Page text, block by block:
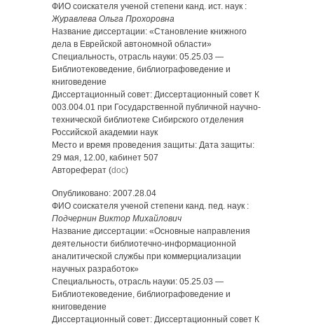
ФИО соискателя ученой степени канд. ист. наук :
Журавлева Ольга Прохоровна
Название диссертации: «Становление книжного
дела в Еврейской автономной области»
Специальность, отрасль науки: 05.25.03 —
Библиотековедение, библиографоведение и
книговедение
Диссертационный совет: Диссертационный совет К
003.004.01 при Государственной публичной научно-
технической библиотеке Сибирского отделения
Российской академии наук
Место и время проведения защиты: Дата защиты:
29 мая, 12.00, кабинет 507
Автореферат (doc)
Опубликовано: 2007.28.04
ФИО соискателя ученой степени канд. пед. наук :
Подчернин Виктор Михайлович
Название диссертации: «Основные направления
деятельности библиотечно-информационной
аналитической службы при коммерциализации
научных разработок»
Специальность, отрасль науки: 05.25.03 —
Библиотековедение, библиографоведение и
книговедение
Диссертационный совет: Диссертационный совет К